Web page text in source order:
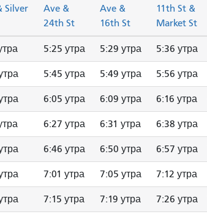
Silver
Ave &
24th St
Ave &
16th St
11th St &
Market St
5:25 утра 5:29 утра 5:36 утра
5:45 утра 5:49 утра 5:56 утра
6:05 утра 6:09 утра 6:16 утра
6:27 утра 6:31 утра 6:38 утра
6:46 утра 6:50 утра 6:57 утра
7:01 утра 7:05 утра 7:12 утра
7:15 утра 7:19 утра 7:26 утра